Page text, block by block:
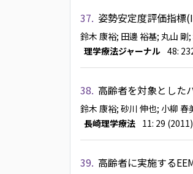
37. 姿勢安定度評価指標
鈴木 康裕; 田邊 裕基; 丸山 剛;
理学療法ジャーナル 48:
38. 高齢者を対象とした
鈴木 康裕; 砂川 伸也; 小柳 春
長崎理学療法 11: 29 (2011)
39. 高齢者に実施する